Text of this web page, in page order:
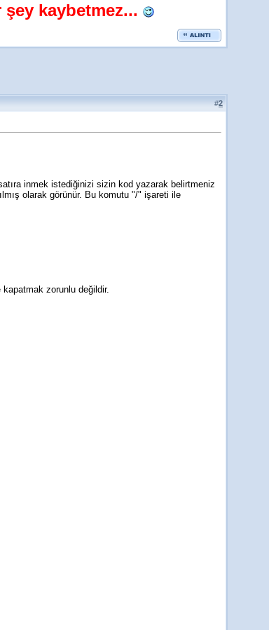
şey kaybetmez...
#2
inmek istediğinizi sizin kod yazarak belirtmeniz
olarak görünür. Bu komutu "/" işareti ile
kapatmak zorunlu değildir.